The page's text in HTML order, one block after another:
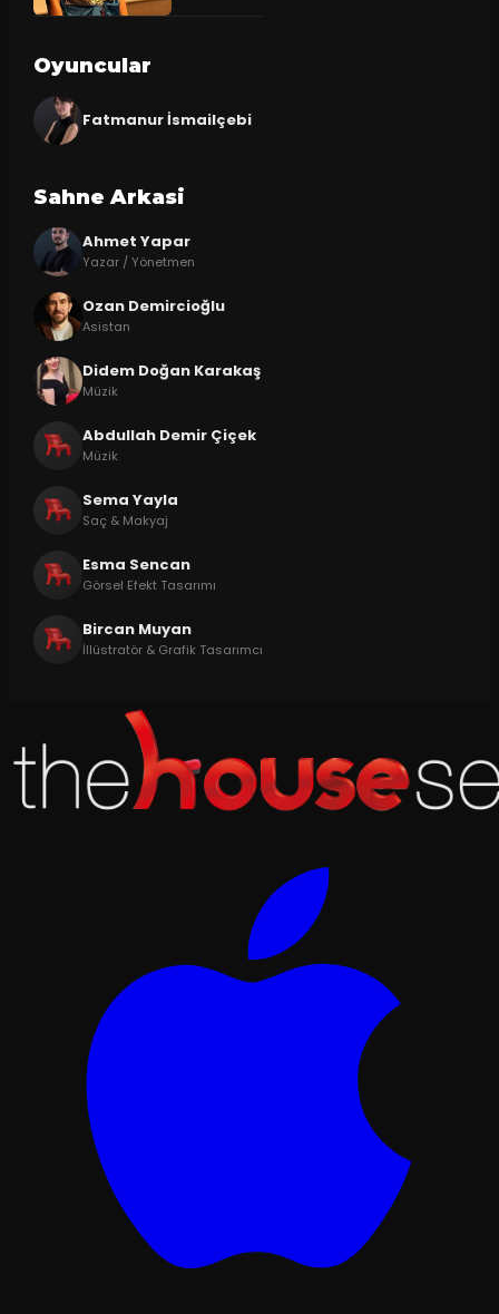
Oyuncular
Fatmanur İsmailçebi
Sahne Arkasi
Ahmet Yapar
Yazar / Yönetmen
Ozan Demircioğlu
Asistan
Didem Doğan Karakaş
Müzik
Abdullah Demir Çiçek
Müzik
Sema Yayla
Saç & Makyaj
Esma Sencan
Görsel Efekt Tasarımı
Bircan Muyan
İllüstratör & Grafik Tasarımcı